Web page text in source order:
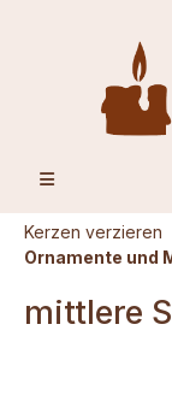
Kerzen verzieren
Ornamente und
mittlere